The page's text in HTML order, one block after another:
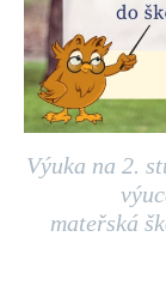
Výuka na 2.
mateřská